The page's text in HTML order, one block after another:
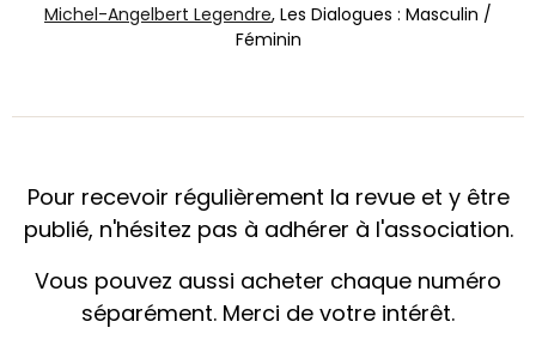
Michel-Angelbert Legendre, Les Dialogues : Masculin /
Féminin
Pour recevoir régulièrement la revue et y être
publié, n'hésitez pas à adhérer à l'association.
Vous pouvez aussi acheter chaque numéro
séparément. Merci de votre intérêt.